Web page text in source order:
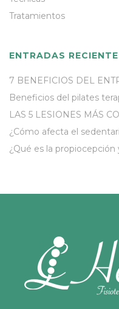
Tratamientos
ENTRADAS
7 BENEFICIOS DEL
Beneficios del pilates
LAS 5 LESIONES MÁS
¿Cómo afecta el
¿Qué es la